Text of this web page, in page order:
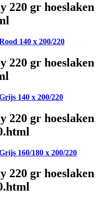
220 gr hoeslaken
140 x 200/220
220 gr hoeslaken
140 x 200/220
220 gr hoeslaken
160/180 x 200/220
220 gr hoeslaken